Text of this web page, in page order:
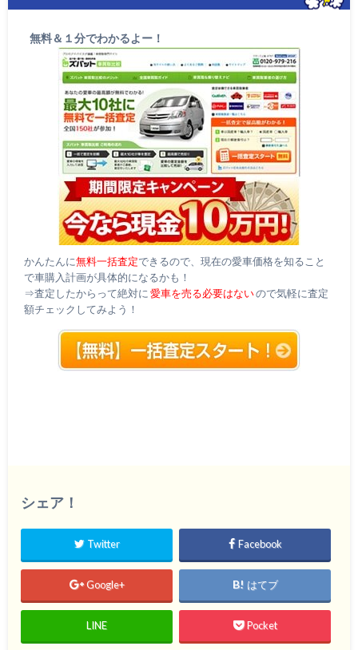
無料＆１分でわかるよー！
かんたんに無料一括査定できるので、現在の愛車価格を知ること
で車購入計画が具体的になるかも！
⇒査定したからって絶対に 愛車を売る必要はないので気軽に査定
額チェックしてみよう！
シェア！
Twitter Facebook
Google+ はてブ
LINE Pocket